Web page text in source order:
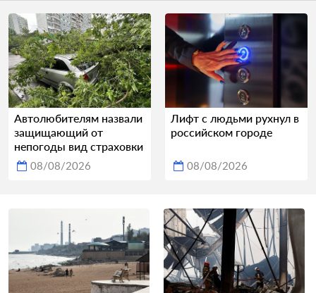
Автолюбителям назвали
защищающий от
непогоды вид страховки
08/08/2026
Лифт с людьми рухнул в
российском городе
08/08/2026